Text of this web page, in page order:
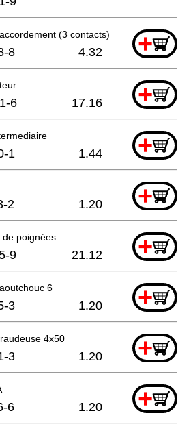
(3 contacts) +
8 4.32
+
6 17.16
+
1 1.44
+
2 1.20
de poignées +
9 21.12
6 +
3 1.20
4x50 +
3 1.20
+
6 1.20